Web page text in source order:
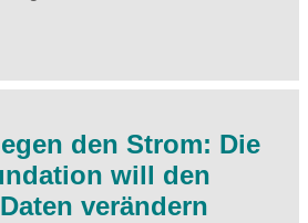
den Strom: Die
will den
verändern